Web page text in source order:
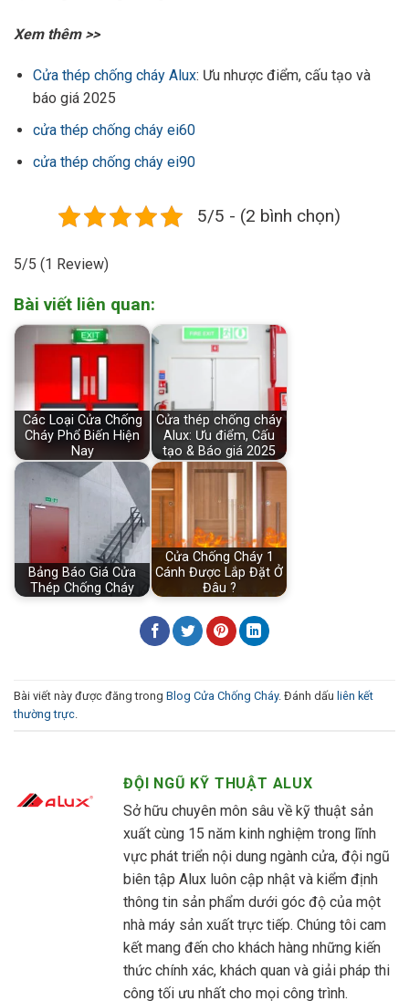
Xem thêm >>
Cửa thép chống cháy Alux: Ưu nhược điểm, cấu tạo và
báo giá 2025
cửa thép chống cháy ei60
cửa thép chống cháy ei90
5/5 - (2 bình chọn)
5/5 (1 Review)
Bài viết liên quan:
Các Loại Cửa Chống
Cháy Phổ Biến Hiện
Nay
Cửa thép chống cháy
Alux: Ưu điểm, Cấu
tạo & Báo giá 2025
Bảng Báo Giá Cửa
Thép Chống Cháy
Cửa Chống Cháy 1
Cánh Được Lắp Đặt Ở
Đâu ?
Bài viết này được đăng trong Blog Cửa Chống Cháy. Đánh dấu liên kết
thường trực
ĐỘI NGŨ KỸ THUẬT ALUX
Sở hữu chuyên môn sâu về kỹ thuật sản
xuất cùng 15 năm kinh nghiệm trong lĩnh
vực phát triển nội dung ngành cửa, đội ngũ
biên tập Alux luôn cập nhật và kiểm định
thông tin sản phẩm dưới góc độ của một
nhà máy sản xuất trực tiếp. Chúng tôi cam
kết mang đến cho khách hàng những kiến
thức chính xác, khách quan và giải pháp thi
công tối ưu nhất cho mọi công trình.